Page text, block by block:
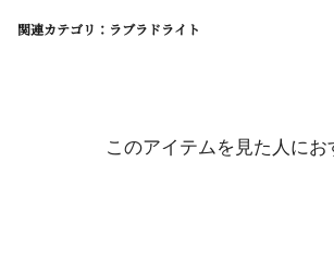
関連カテゴリ：ラブラドライト
このアイテムを見た人にお